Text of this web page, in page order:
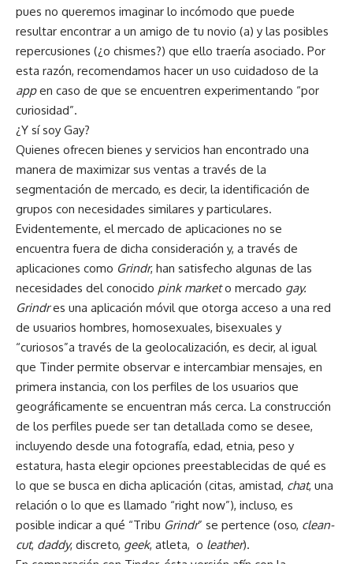
pues no queremos imaginar lo incómodo que puede
resultar encontrar a un amigo de tu novio (a) y las posibles
repercusiones (¿o chismes?) que ello traería asociado. Por
esta razón, recomendamos hacer un uso cuidadoso de la
appen caso de que se encuentren experimentando “por
curiosidad”.
¿Y sí soy Gay?
Quienes ofrecen bienes y servicios han encontrado una
manera de maximizar sus ventas a través de la
segmentación de mercado, es decir, la identificación de
grupos con necesidades similares y particulares.
Evidentemente, el mercado de aplicaciones no se
encuentra fuera de dicha consideración y, a través de
aplicaciones como Grindr, han satisfecho algunas de las
necesidades del conocido pink marketo mercado gay.
Grindres una aplicación móvil que otorga acceso a una red
de usuarios hombres, homosexuales, bisexuales y
“curiosos”a través de la geolocalización, es decir, al igual
que Tinder permite observar e intercambiar mensajes, en
primera instancia, con los perfiles de los usuarios que
geográficamente se encuentran más cerca. La construcción
de los perfiles puede ser tan detallada como se desee,
incluyendo desde una fotografía, edad, etnia, peso y
estatura, hasta elegir opciones preestablecidas de qué es
lo que se busca en dicha aplicación (citas, amistad, chat, una
relación o lo que es llamado “right now”), incluso, es
posible indicar a qué “Tribu Grindr” se pertence (oso, clean-
cut, daddy, discreto, geek, atleta, o leather).